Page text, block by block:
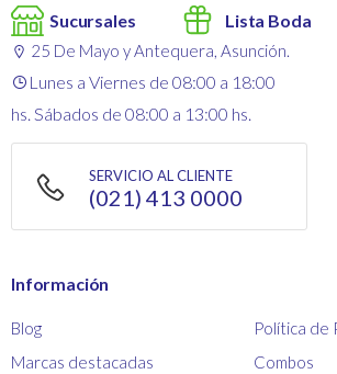
Sucursales Lista Boda
25 De Mayo y Antequera, Asunción.
Lunes a Viernes de 08:00 a 18:00
hs. Sábados de 08:00 a 13:00 hs.
SERVICIO AL CLIENTE
(021) 413 0000
Información
Blog
Marcas destacadas
Política de
Combos